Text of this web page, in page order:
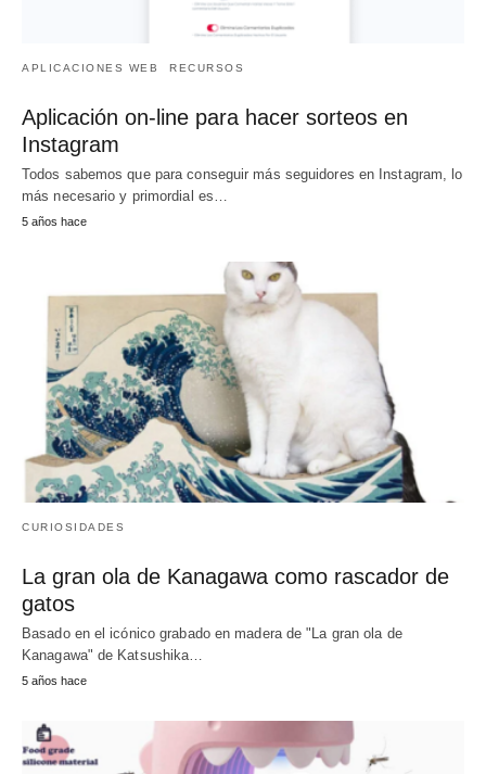
APLICACIONES WEB RECURSOS
Aplicación on-line para hacer sorteos en
Instagram
Todos sabemos que para conseguir más seguidores en Instagram, lo
más necesario y primordial es…
5 años hace
CURIOSIDADES
La gran ola de Kanagawa como rascador de
gatos
Basado en el icónico grabado en madera de "La gran ola de
Kanagawa" de Katsushika…
5 años hace